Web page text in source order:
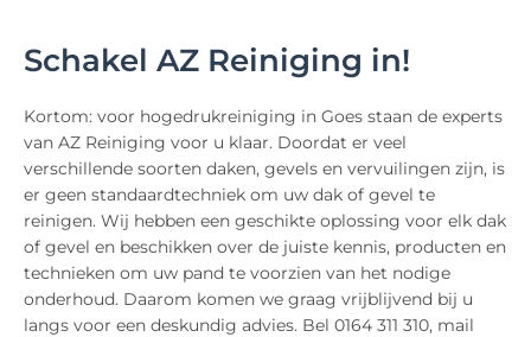
Schakel AZ Reiniging in!
Kortom: voor hogedrukreiniging in Goes staan de experts
van AZ Reiniging voor u klaar. Doordat er veel
verschillende soorten daken, gevels en vervuilingen zijn, is
er geen standaardtechniek om uw dak of gevel te
reinigen. Wij hebben een geschikte oplossing voor elk dak
of gevel en beschikken over de juiste kennis, producten en
technieken om uw pand te voorzien van het nodige
onderhoud. Daarom komen we graag vrijblijvend bij u
langs voor een deskundig advies. Bel 0164 311 310, mail